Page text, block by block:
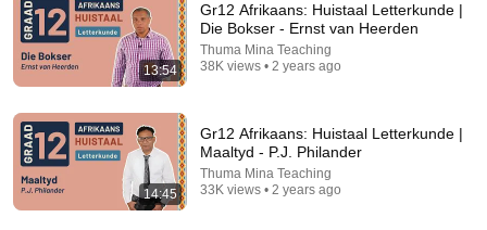
13:54
Gr12 Afrikaans: Huistaal Letterkunde |
Die Bokser - Ernst van Heerden
Thuma Mina Teaching
38K views • 2 years ago
14:45
Gr12 Afrikaans: Huistaal Letterkunde |
Maaltyd - P.J. Philander
Thuma Mina Teaching
33K views • 2 years ago